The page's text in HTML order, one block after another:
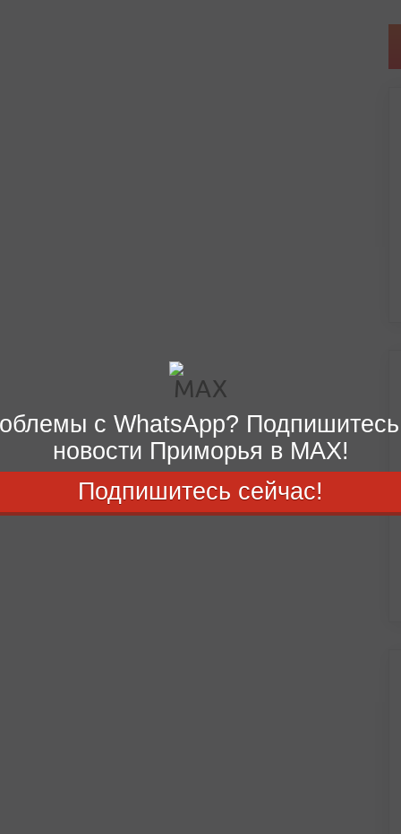
с WhatsApp?
новости Приморья в MAX!
Подпишитесь сейчас!